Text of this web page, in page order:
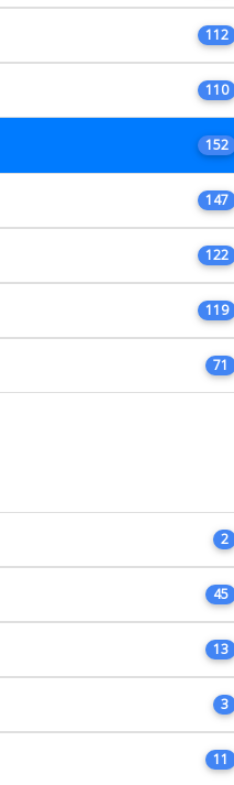
112
110
152
147
122
119
71
2
45
13
3
11